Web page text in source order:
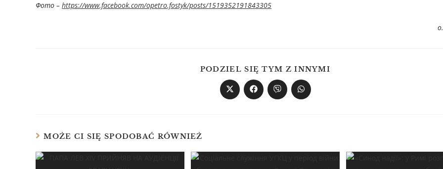
Фото – https://www.facebook.com/opetro.fostyk/posts/1519352191843305
PODZIEL SIĘ TYM Z INNYMI
MOŻE CI SIĘ SPODOBAĆ RÓWNIEŻ